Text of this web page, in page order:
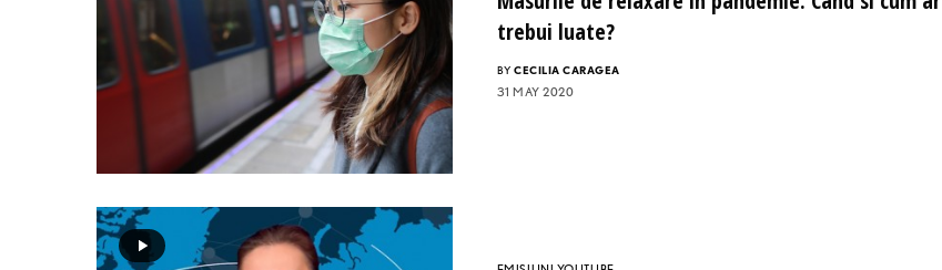
trebui luate?
BY CECILIA CARAGEA
31 MAY 2020